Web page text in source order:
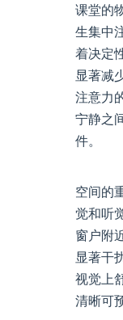
课堂的
生集中
着决定
显著减
注意力
宁静之
件。
空间的
觉和听
窗户附
显著干
视觉上
清晰可